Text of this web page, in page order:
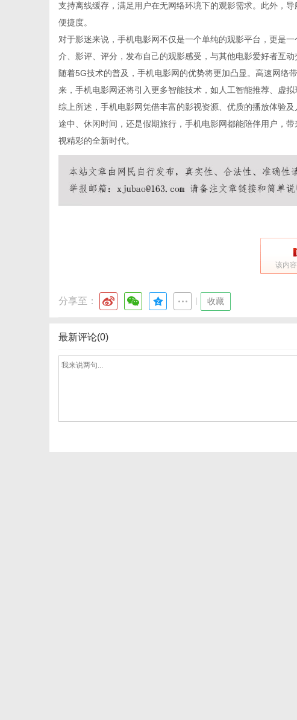
支持离线缓存，满足用户在无网络环境下的观影需求。此外，
便捷度。
对于影迷来说，手机电影网不仅是一个单纯的观影平台，更是
介、影评、评分，发布自己的观影感受，与其他电影爱好者互
随着5G技术的普及，手机电影网的优势将更加凸显。高速网络
来，手机电影网还将引入更多智能技术，如人工智能推荐、虚
综上所述，手机电影网凭借丰富的影视资源、优质的播放体验
途中、休闲时间，还是假期旅行，手机电影网都能陪伴用户，
视精彩的全新时代。
该内
分享至： 收藏
最新评论(0)